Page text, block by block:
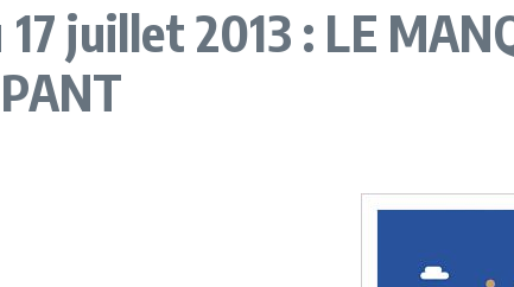
juillet 2013 : LE